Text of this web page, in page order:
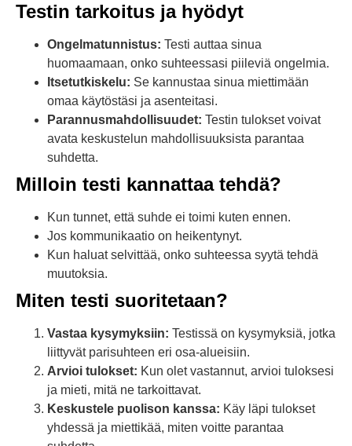
Testin tarkoitus ja hyödyt
Ongelmatunnistus: Testi auttaa sinua
huomaamaan, onko suhteessasi piileviä ongelmia.
Itsetutkiskelu: Se kannustaa sinua miettimään
omaa käytöstäsi ja asenteitasi.
Parannusmahdollisuudet: Testin tulokset voivat
avata keskustelun mahdollisuuksista parantaa
suhdetta.
Milloin testi kannattaa tehdä?
Kun tunnet, että suhde ei toimi kuten ennen.
Jos kommunikaatio on heikentynyt.
Kun haluat selvittää, onko suhteessa syytä tehdä
muutoksia.
Miten testi suoritetaan?
Vastaa kysymyksiin: Testissä on kysymyksiä, jotka
liittyvät parisuhteen eri osa-alueisiin.
Arvioi tulokset: Kun olet vastannut, arvioi tuloksesi
ja mieti, mitä ne tarkoittavat.
Keskustele puolison kanssa: Käy läpi tulokset
yhdessä ja miettikää, miten voitte parantaa